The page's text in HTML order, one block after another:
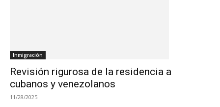
Inmigración
Revisión rigurosa de la residencia a
cubanos y venezolanos
11/28/2025